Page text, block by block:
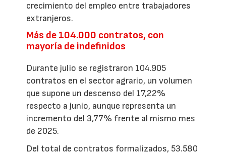
crecimiento del empleo entre trabajadores
extranjeros.
Más de 104.000 contratos, con
mayoría de indefinidos
Durante julio se registraron 104.905
contratos en el sector agrario, un volumen
que supone un descenso del 17,22%
respecto a junio, aunque representa un
incremento del 3,77% frente al mismo mes
de 2025.
Del total de contratos formalizados, 53.580